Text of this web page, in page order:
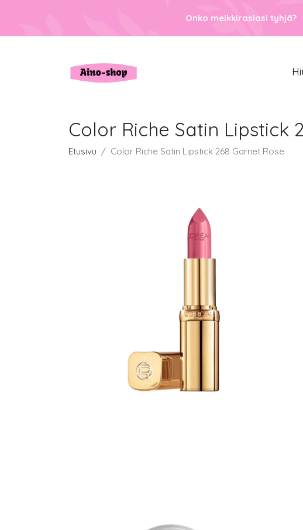
Onko meikkirasiasi tyhjä?
Color Riche Satin Lipstick
Etusivu Color Riche Satin Lipstick 268 Garnet Rose